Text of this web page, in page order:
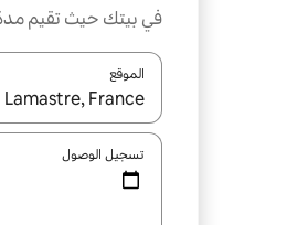
في بيتك حيث تقيم
الموقع
عند توفر النتائج،
تسجيل الوصول